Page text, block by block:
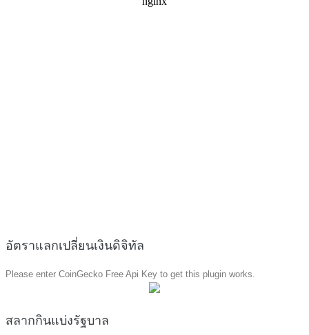
อัตราแลกเปลี่ยนเงินดิจิทัล
Please enter CoinGecko Free Api Key to get this plugin works.
สลากกินแบ่งรัฐบาล